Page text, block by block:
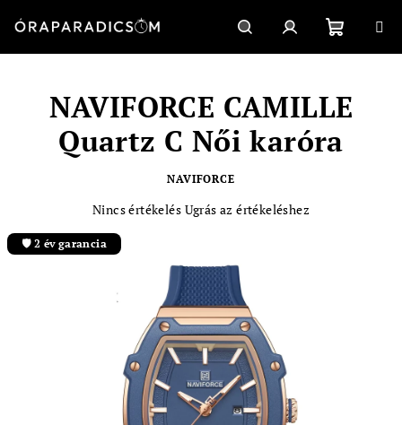
KeresésBejelentkezés
Kosár
NAVIFORCE CAMILLE
Quartz C Női karóra
NAVIFORCE
A
átlagos
Nincs értékelés Ugrás az értékeléshez
🛡️ 2 év garancia